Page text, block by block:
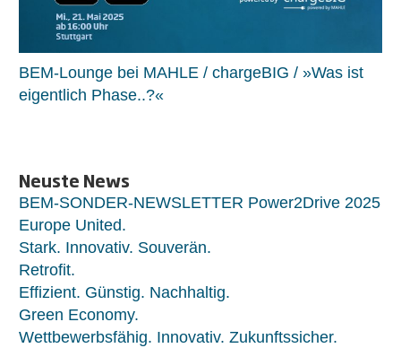
BEM-Lounge bei MAHLE / chargeBIG / »Was ist
eigentlich Phase..?«
Neuste News
BEM-SONDER-NEWSLETTER Power2Drive 2025
Europe United.
Stark. Innovativ. Souverän.
Retrofit.
Effizient. Günstig. Nachhaltig.
Green Economy.
Wettbewerbsfähig. Innovativ. Zukunftssicher.